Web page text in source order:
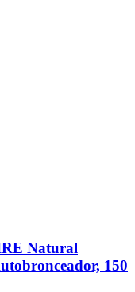
Natural
150